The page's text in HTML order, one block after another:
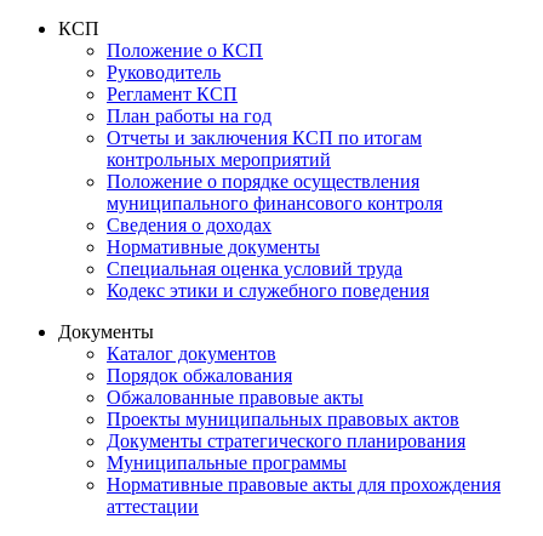
КСП
Положение о КСП
Руководитель
Регламент КСП
План работы на год
Отчеты и заключения КСП по итогам
контрольных мероприятий
Положение о порядке осуществления
муниципального финансового контроля
Сведения о доходах
Нормативные документы
Специальная оценка условий труда
Кодекс этики и служебного поведения
Документы
Каталог документов
Порядок обжалования
Обжалованные правовые акты
Проекты муниципальных правовых актов
Документы стратегического планирования
Муниципальные программы
Нормативные правовые акты для прохождения
аттестации